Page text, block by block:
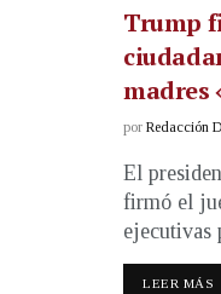
Trump
madres
por Redacción
El
firmó el
ejecutivas
LEER MÁS